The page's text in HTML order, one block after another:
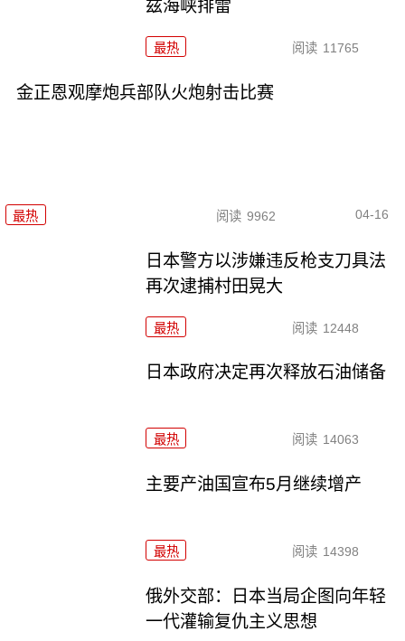
兹海峡排雷
最热 阅读 11765
金正恩观摩炮兵部队火炮射击比赛
最热 阅读 9962 04-16
日本警方以涉嫌违反枪支刀具法
再次逮捕村田晃大
最热 阅读 12448
日本政府决定再次释放石油储备
最热 阅读 14063
主要产油国宣布5月继续增产
最热 阅读 14398
俄外交部：日本当局企图向年轻
一代灌输复仇主义思想